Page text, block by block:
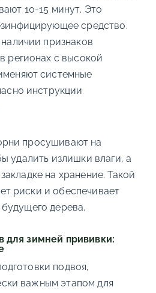
10-15 минут. Это
средство.
признаков
регионах с высокой
системные
инструкции
просушивают на
удалить излишки влаги, а
на хранение. Такой
риски и обеспечивает
дерева.
для зимней прививки:
подвоя,
важным этапом для